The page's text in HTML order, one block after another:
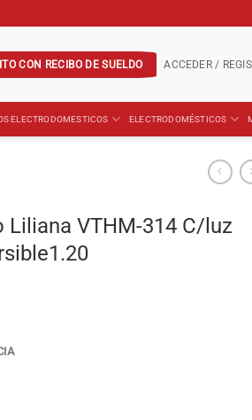
CON RECIBO DE SUELDO ACCEDER /
ELECTRODOMESTICOS ELECTRODOMÉSTICOS
Liliana VTHM-314 C/luz